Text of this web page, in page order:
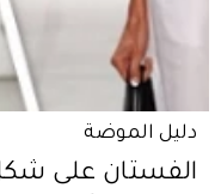
دليل الموضة
الفستان على